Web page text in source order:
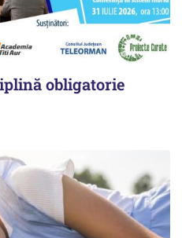
obligatorie